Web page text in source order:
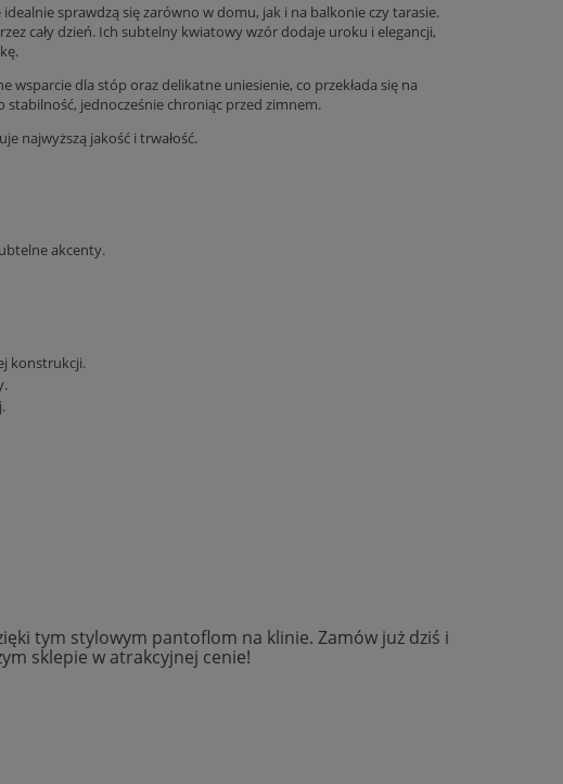
sprawdzą się zarówno w domu, jak i na balkonie czy tarasie.
cały dzień. Ich subtelny kwiatowy wzór dodaje uroku i elegancji,
dla stóp oraz delikatne uniesienie, co przekłada się na
stabilność, jednocześnie chroniąc przed zimnem.
najwyższą jakość i trwałość.
akcenty.
konstrukcji.
tym stylowym pantoflom na klinie. Zamów już dziś i
sklepie w atrakcyjnej cenie!